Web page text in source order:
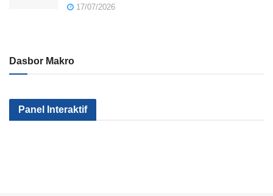
17/07/2026
Dasbor Makro
Panel Interaktif
Kenapa Sektor
Industri Kita Tak